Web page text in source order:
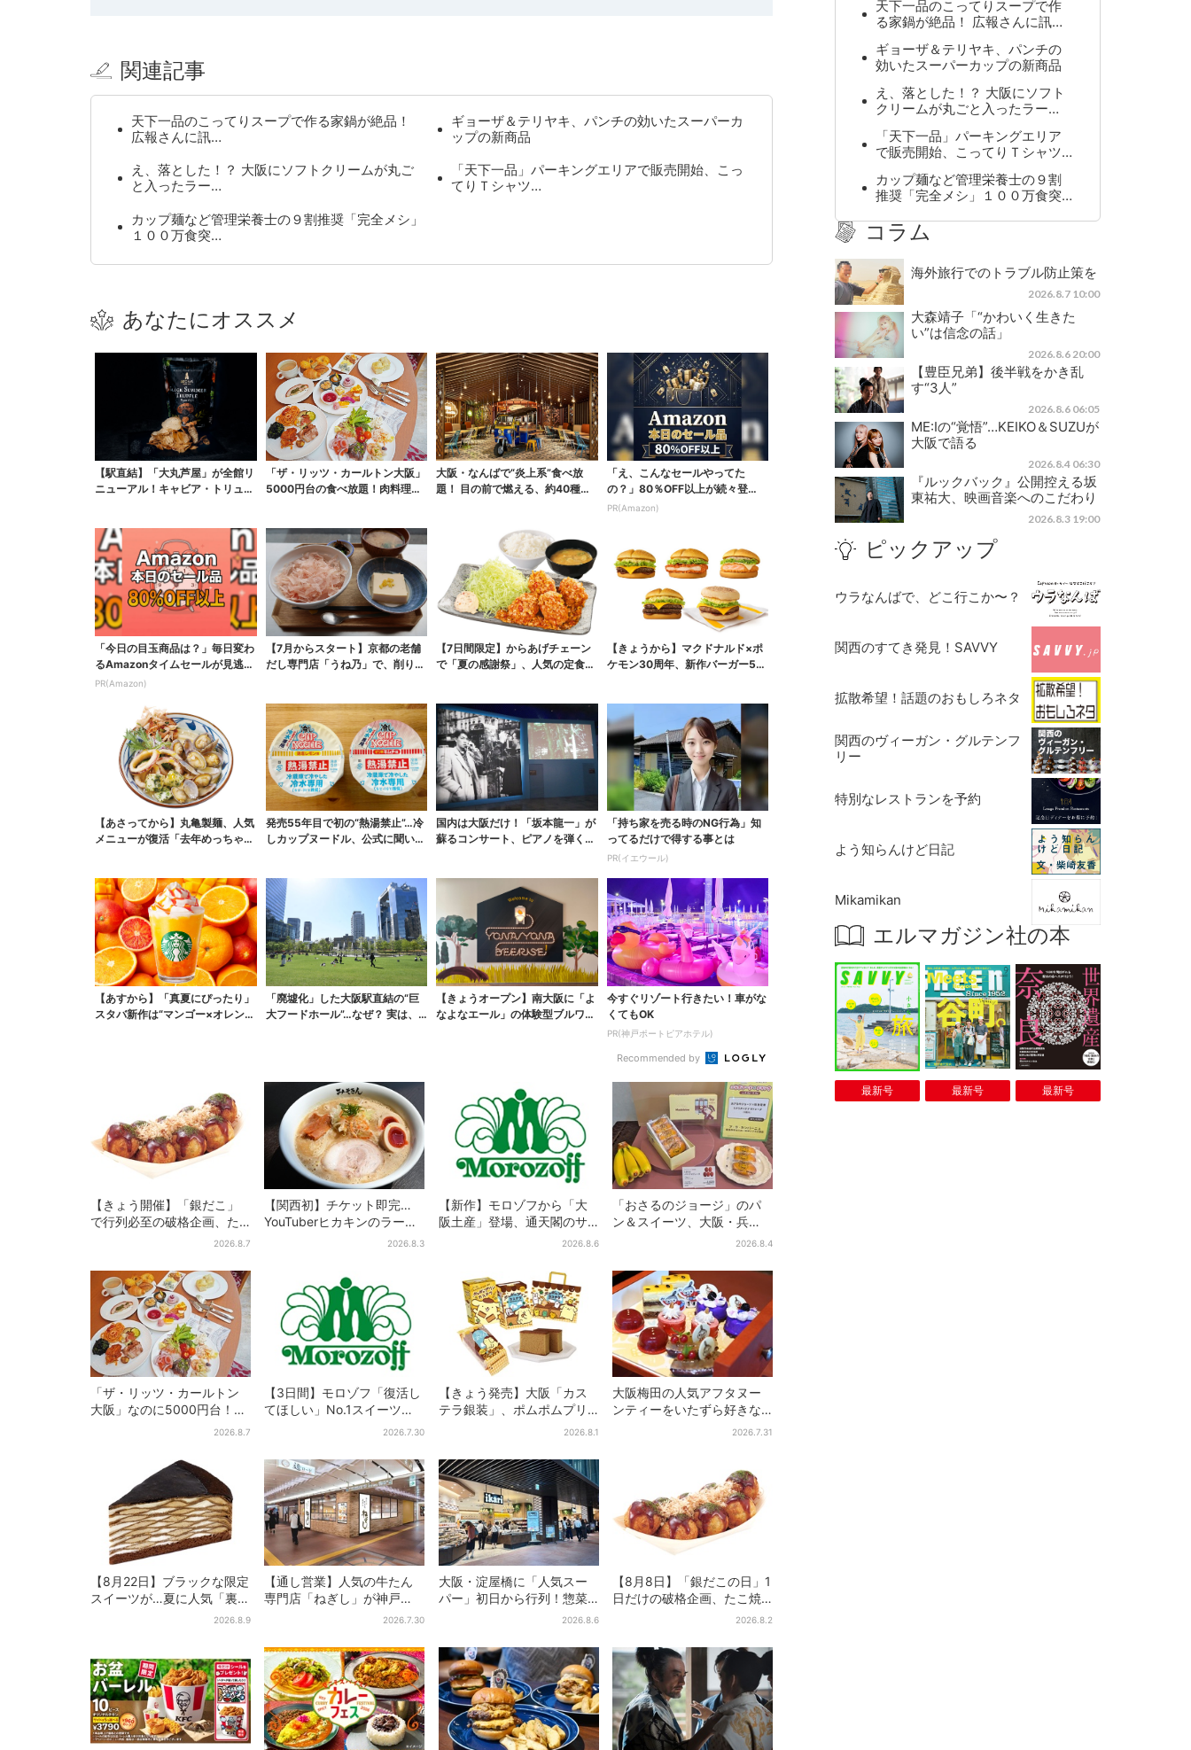
関連記事
天下一品のこってりスープで作る家鍋が絶品！
広報さんに訊…
ギョーザ＆テリヤキ、パンチの効いたスーパーカ
ップの新商品
え、落とした！？ 大阪にソフトクリームが丸ご
と入ったラー…
「天下一品」パーキングエリアで販売開始、こっ
てりＴシャツ…
カップ麺など管理栄養士の９割推奨「完全メシ」
１００万食突…
あなたにオススメ
【駅直結】「大丸芦屋」が全館リ
ニューアル！キャビア・トリュ
「ザ・リッツ・カールトン大阪」
5000円台の食べ放題！肉料理、
大阪・なんばで“炎上系”食べ放
題！ 目の前で燃える、約40種類
「え、こんなセールやってた
の？」80％OFF以上が続々登
場！Amazonの本気が...
PR(Amazon)
「今日の目玉商品は？」毎日変わ
るAmazonタイムセールが見逃せ
ない
PR(Amazon)
【7月からスタート】京都の老舗
だし専門店「うね乃」で、削りた
【7日間限定】からあげチェーン
で「夏の感謝祭」、人気の定食4
【きょうから】マクドナルド×ポ
ケモン30周年、新作バーガー5品
【あさってから】丸亀製麺、人気
メニューが復活「去年めっちゃハ
発売55年目で初の“熱湯禁止”…冷
しカップヌードル、公式に聞いた
国内は大阪だけ！「坂本龍一」が
蘇るコンサート、ピアノを弾く姿
「持ち家を売る時のNG行為」知
ってるだけで得する事とは
PR(イエウール)
【あすから】「真夏にぴったり」
スタバ新作は“マンゴー×オレン
「廃墟化」した大阪駅直結の“巨
大フードホール”…なぜ？ 実は、
【きょうオープン】南大阪に「よ
なよなエール」の体験型ブルワリ
今すぐリゾート行きたい！車がな
くてもOK
PR(神戸ポートピアホテル)
Recommended by
【きょう開催】「銀だこ」
で行列必至の破格企画、た
こ焼き1舟が88円に「今年こ
2026.8.7
【関西初】チケット即完…
YouTuberヒカキンのラーメ
ン店「みそきん」が大阪上
2026.8.3
【新作】モロゾフから「大
阪土産」登場、通天閣のサ
クサクスイーツ 6カ所で順2026.8.6
「おさるのジョージ」のパ
ン＆スイーツ、大阪・兵
庫・京都限定で【きょうか
2026.8.4
「ザ・リッツ・カールトン
大阪」なのに5000円台！肉
料理、スイーツ、パンまで…
2026.8.7
【3日間】モロゾフ「復活し
てほしい」No.1スイーツ、2
万3865票から選ばれた名作
2026.7.30
【きょう発売】大阪「カス
テラ銀装」、ポムポムプリ
ンと初コラボ 紙袋まで限
2026.8.1
大阪梅田の人気アフタヌー
ンティーをいたずら好きな
「リトルミイ」がジャッ2026.7.31
【8月22日】ブラックな限定
スイーツが…夏に人気「裏不
二家の日」！？ 数量限定
2026.8.9
【通し営業】人気の牛たん
専門店「ねぎし」が神戸
に、「想像しただけでお腹
2026.7.30
大阪・淀屋橋に「人気スー
パー」初日から行列！惣菜
＆弁当コーナーは大幅に拡
2026.8.6
【8月8日】「銀だこの日」1
日だけの破格企画、たこ焼
き1舟が88円に…先着88名2026.8.2
天下一品のこってりスープで作
る家鍋が絶品！ 広報さんに訊…
ギョーザ＆テリヤキ、パンチの
効いたスーパーカップの新商品
え、落とした！？ 大阪にソフト
クリームが丸ごと入ったラー…
「天下一品」パーキングエリア
で販売開始、こってりＴシャツ…
カップ麺など管理栄養士の９割
推奨「完全メシ」１００万食突…
コラム
海外旅行でのトラブル防止策を
2026.8.7 10:00
大森靖子「“かわいく生きた
い”は信念の話」
2026.8.6 20:00
【豊臣兄弟】後半戦をかき乱
す“3人”
2026.8.6 06:05
ME:Iの“覚悟”…KEIKO＆SUZUが
大阪で語る
2026.8.4 06:30
『ルックバック』公開控える坂
東祐大、映画音楽へのこだわり
2026.8.3 19:00
ピックアップ
ウラなんばで、どこ行こか〜？
関西のすてき発見！SAVVY
拡散希望！話題のおもしろネタ
関西のヴィーガン・グルテンフ
リー
特別なレストランを予約
よう知らんけど日記
Mikamikan
エルマガジン社の本
最新号 最新号 最新号